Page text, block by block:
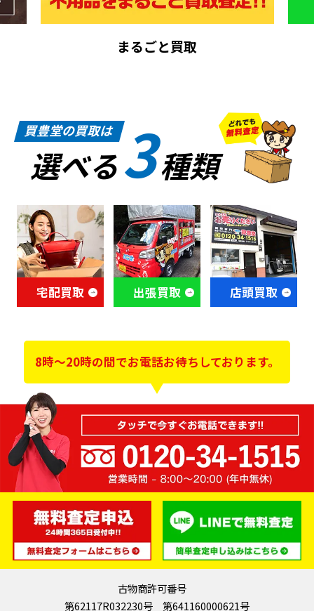
まるごと買取
買豊堂の買取は
選べる3種類
宅配買取 出張買取 店頭買取
8時～20時の間でお電話お待ちしております。
古物商許可番号
第62117R032230号 第641160000621号